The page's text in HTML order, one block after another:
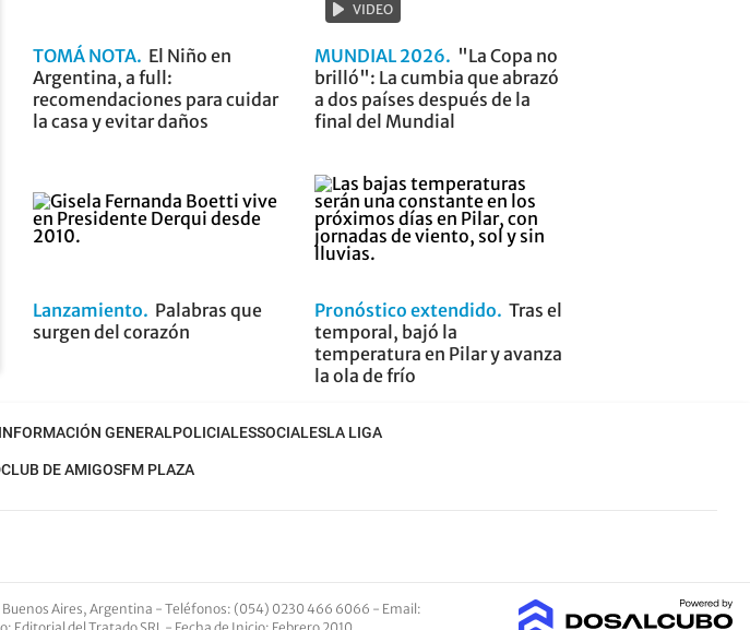
TOMÁ NOTA El Niño en
Argentina, a full:
recomendaciones para cuidar
la casa y evitar daños
VIDEO
MUNDIAL 2026
"La Copa no
brilló": La cumbia que abrazó
a dos países después de la
final del Mundial
Lanzamiento
Palabras que
surgen del corazón
Pronóstico extendido Tras el
temporal, bajó la
temperatura en Pilar y avanza
la ola de frío
GENERALPOLICIALESSOCIALESLA LIGA
CLUB DE AMIGOSFM PLAZA
Aires, Argentina - Teléfonos: (054) 0230 466 6066 - Email: